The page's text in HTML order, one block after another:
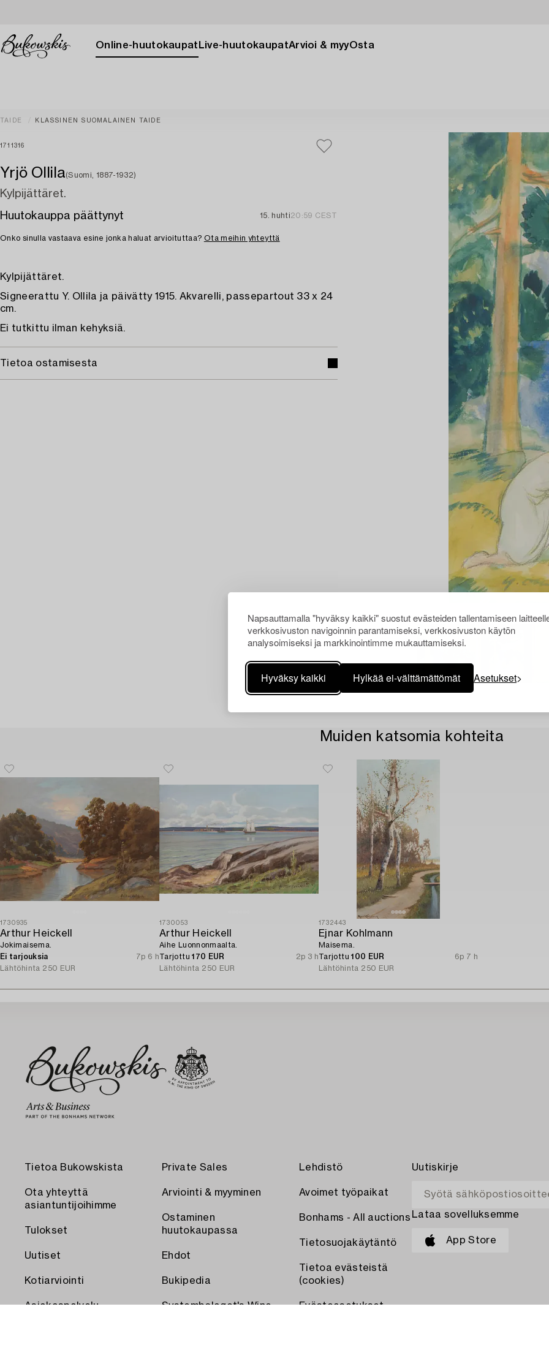
Napsauttamalla "hyväksy kaikki" suostut evästeiden tallentamiseen
verkkosivuston navigoinnin parantamiseksi, verkkosivuston käytön
analysoimiseksi ja markkinointimme mukauttamiseksi.
Hyväksy kaikki Hylkää ei-välttämättömät Asetukset
Online-huutokaupat Live-huutokaupatArvioi & myyOsta
TAIDE KLASSINEN SUOMALAINEN TAIDE
1711316
Yrjö Ollila(Suomi, 1887-1932)
Kylpijättäret.
Huutokauppa päättynyt
15. huhti20:59 CEST
Onko sinulla vastaava esine jonka haluat arvioituttaa? Ota meihin yhteyttä
Kylpijättäret.
Signeerattu Y. Ollila ja päivätty 1915. Akvarelli, passepartout 33 x 24
cm.
Ei tutkittu ilman kehyksiä.
Tietoa ostamisesta
Muiden katsomia kohteita
1730935
Arthur Heickell
Jokimaisema.
Ei tarjouksia
7p 6 h
Lähtöhinta 250 EUR
1730053
Arthur Heickell
Aihe Luonnonmaalta.
Tarjottu170 EUR
2p 3 h
Lähtöhinta 250 EUR
1732443
Ejnar Kohlmann
Maisema.
Tarjottu100 EUR
6p 7 h
Lähtöhinta 250 EUR
Tietoa Bukowskista
Ota yhteyttä
asiantuntijoihimme
Tulokset
Uutiset
Kotiarviointi
Asiakaspalvelu
Private Sales
Arviointi & myyminen
Ostaminen
huutokaupassa
Ehdot
Bukipedia
Systembolaget's Wine
Lehdistö
Avoimet työpaikat
Bonhams - All auctions
Tietosuojakäytäntö
Tietoa evästeistä
(cookies)
Evästeasetukset
Uutiskirje
Lataa sovelluksemme
App Store